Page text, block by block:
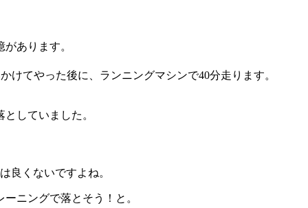
あります。
てやった後に、ランニングマシンで40分走ります。
していました。
良くないですよね。
ニングで落とそう！と。